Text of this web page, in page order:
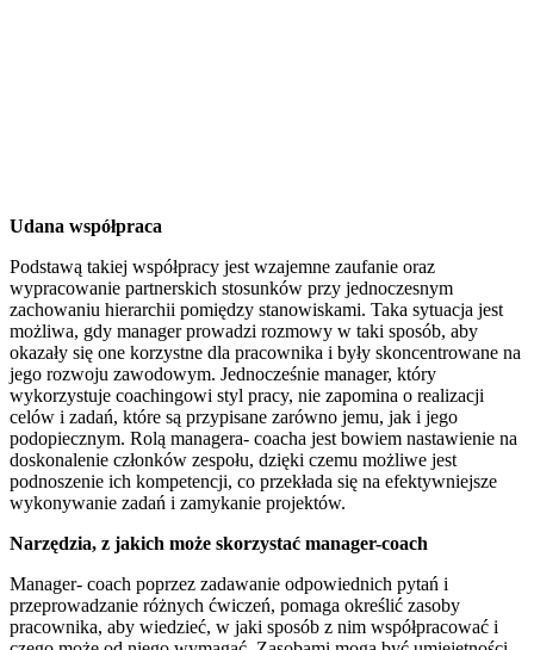
Udana współpraca
Podstawą takiej współpracy jest wzajemne zaufanie oraz
wypracowanie partnerskich stosunków przy jednoczesnym
zachowaniu hierarchii pomiędzy stanowiskami. Taka sytuacja jest
możliwa, gdy manager prowadzi rozmowy w taki sposób, aby
okazały się one korzystne dla pracownika i były skoncentrowane na
jego rozwoju zawodowym. Jednocześnie manager, który
wykorzystuje coachingowi styl pracy, nie zapomina o realizacji
celów i zadań, które są przypisane zarówno jemu, jak i jego
podopiecznym. Rolą managera- coacha jest bowiem nastawienie na
doskonalenie członków zespołu, dzięki czemu możliwe jest
podnoszenie ich kompetencji, co przekłada się na efektywniejsze
wykonywanie zadań i zamykanie projektów.
Narzędzia, z jakich może skorzystać manager-coach
Manager- coach poprzez zadawanie odpowiednich pytań i
przeprowadzanie różnych ćwiczeń, pomaga określić zasoby
pracownika, aby wiedzieć, w jaki sposób z nim współpracować i